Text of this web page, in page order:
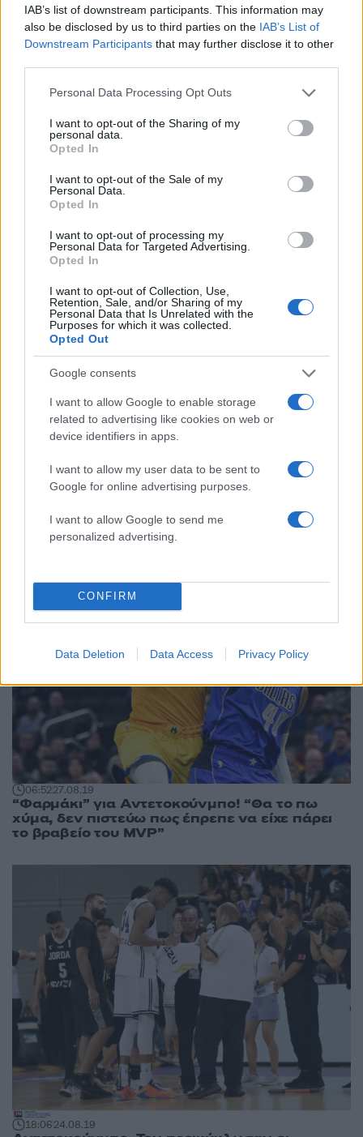
IAB’s list of downstream participants. This information may
also be disclosed by us to third parties on the IAB’s List of
Downstream Participants that may further disclose it to other
Please note that this website/app uses one or more Google
not limited to your visit or usage behaviour. You may click to
grant or deny consent to Google and its third-party tags to
use your data for below specified purposes in below Google
consent section.
Personal Data Processing Opt Outs
I want to opt-out of the Sharing of my
personal data.
Opted In
I want to opt-out of the Sale of my
Personal Data.
Opted In
I want to opt-out of processing my
Personal Data for Targeted Advertising.
Opted In
I want to opt-out of Collection, Use,
Retention, Sale, and/or Sharing of my
Personal Data that Is Unrelated with the
Purposes for which it was collected.
Opted Out
Google consents
I want to allow Google to enable storage
related to advertising like cookies on web or
device identifiers in apps.
I want to allow my user data to be sent to
Google for online advertising purposes.
I want to allow Google to send me
personalized advertising.
CONFIRM
Data Deletion Data Access Privacy Policy
10:1502.09.19
Μουντομπάσκετ 2019: Τους “τρέλανε” ο
Αντετοκούνμπο! Στην κορυφή του Top 5 –
video
Παγκόσμιο Κύπελλο: Πανικός για
Αντετοκούνμπο στις κερκίδες! “Τρελάθηκαν”
06:5227.08.19
“Φαρμάκι” για Αντετοκούνμπο! “Θα το πω
χύμα, δεν πιστεύω πως έπρεπε να είχε πάρει
το βραβείο του MVP”
18:0624.08.19